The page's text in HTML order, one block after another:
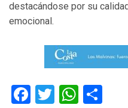
destacándose por su
emocional.
Facebook
Twitter